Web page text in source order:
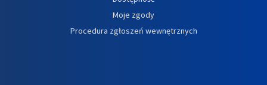
Moje zgody
Procedura zgłoszeń wewnętrznych